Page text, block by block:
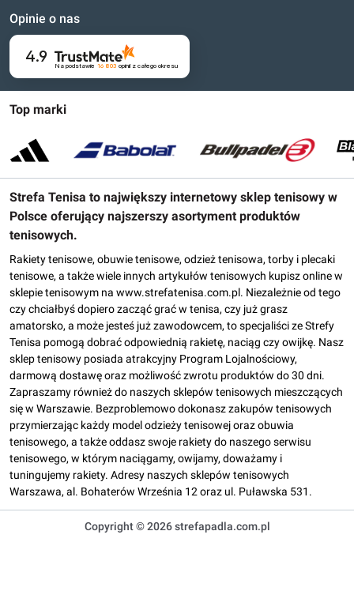
Top marki
Strefa Tenisa to największy internetowy sklep tenisowy w
Polsce oferujący najszerszy asortyment produktów
tenisowych.
Rakiety tenisowe, obuwie tenisowe, odzież tenisowa, torby i plecaki
tenisowe, a także wiele innych artykułów tenisowych kupisz online w
sklepie tenisowym na www.strefatenisa.com.pl. Niezależnie od tego
czy chciałbyś dopiero zacząć grać w tenisa, czy już grasz
amatorsko, a może jesteś już zawodowcem, to specjaliści ze Strefy
Tenisa pomogą dobrać odpowiednią rakietę, naciąg czy owijkę. Nasz
sklep tenisowy posiada atrakcyjny Program Lojalnościowy,
darmową dostawę oraz możliwość zwrotu produktów do 30 dni.
Zapraszamy również do naszych sklepów tenisowych mieszczących
się w Warszawie. Bezproblemowo dokonasz zakupów tenisowych
przymierzając każdy model odzieży tenisowej oraz obuwia
tenisowego, a także oddasz swoje rakiety do naszego serwisu
tenisowego, w którym naciągamy, owijamy, doważamy i
tuningujemy rakiety. Adresy naszych sklepów tenisowych
Warszawa, al. Bohaterów Września 12 oraz ul. Puławska 531.
Opinie o nas
4.9
Na podstawie 16 803 opinii z całego okresu
Copyright © 2026 strefapadla.com.pl